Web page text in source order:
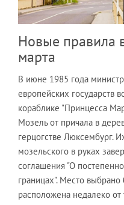
Новые правила
марта
В июне 1985 года
европейских государств
кораблике "Принцесса
Мозель от причала в
герцогстве Люксембург.
мозельского в руках
соглашения "О
границах". Место
расположена недалеко от